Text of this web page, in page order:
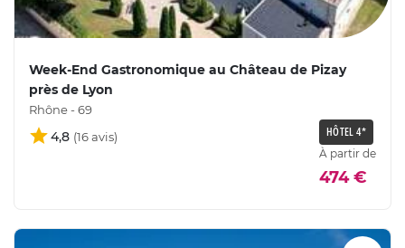
Week-End Gastronomique au Château de Pizay
près de Lyon
Rhône - 69
4,8 HÔTEL 4*
À partir de
474 €